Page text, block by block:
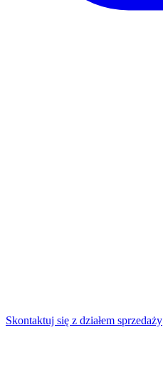
Skontaktuj się z działem sprzedaży